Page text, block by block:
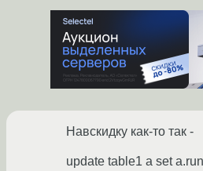
Навскидку как-то так -
update table1 a set